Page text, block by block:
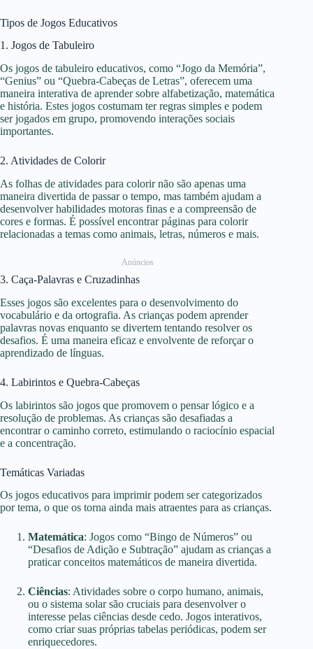
Tipos de Jogos Educativos
1. Jogos de Tabuleiro
Os jogos de tabuleiro educativos, como “Jogo da Memória”,
“Genius” ou “Quebra-Cabeças de Letras”, oferecem uma
maneira interativa de aprender sobre alfabetização, matemática
e história. Estes jogos costumam ter regras simples e podem
ser jogados em grupo, promovendo interações sociais
importantes.
2. Atividades de Colorir
As folhas de atividades para colorir não são apenas uma
maneira divertida de passar o tempo, mas também ajudam a
desenvolver habilidades motoras finas e a compreensão de
cores e formas. É possível encontrar páginas para colorir
relacionadas a temas como animais, letras, números e mais.
Anúncios
3. Caça-Palavras e Cruzadinhas
Esses jogos são excelentes para o desenvolvimento do
vocabulário e da ortografia. As crianças podem aprender
palavras novas enquanto se divertem tentando resolver os
desafios. É uma maneira eficaz e envolvente de reforçar o
aprendizado de línguas.
4. Labirintos e Quebra-Cabeças
Os labirintos são jogos que promovem o pensar lógico e a
resolução de problemas. As crianças são desafiadas a
encontrar o caminho correto, estimulando o raciocínio espacial
e a concentração.
Temáticas Variadas
Os jogos educativos para imprimir podem ser categorizados
por tema, o que os torna ainda mais atraentes para as crianças.
Matemática: Jogos como “Bingo de Números” ou
“Desafios de Adição e Subtração” ajudam as crianças a
praticar conceitos matemáticos de maneira divertida.
Ciências: Atividades sobre o corpo humano, animais,
ou o sistema solar são cruciais para desenvolver o
interesse pelas ciências desde cedo. Jogos interativos,
como criar suas próprias tabelas periódicas, podem ser
enriquecedores.